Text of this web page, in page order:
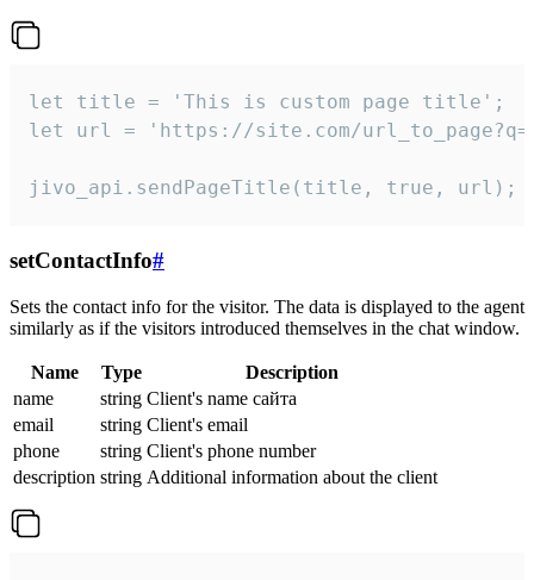
let title = 'This is custom page title';
let url = 'https://site.com/
jivo_api.sendPageTitle(title, true, url);
setContactInfo#
Sets the contact info for the visitor. The data is displayed to the agent
similarly as if the visitors introduced themselves in the chat window.
Name Type
Description
name
string Client's name сайта
email
string Client's email
phone
string Client's phone number
description string Additional information about the client